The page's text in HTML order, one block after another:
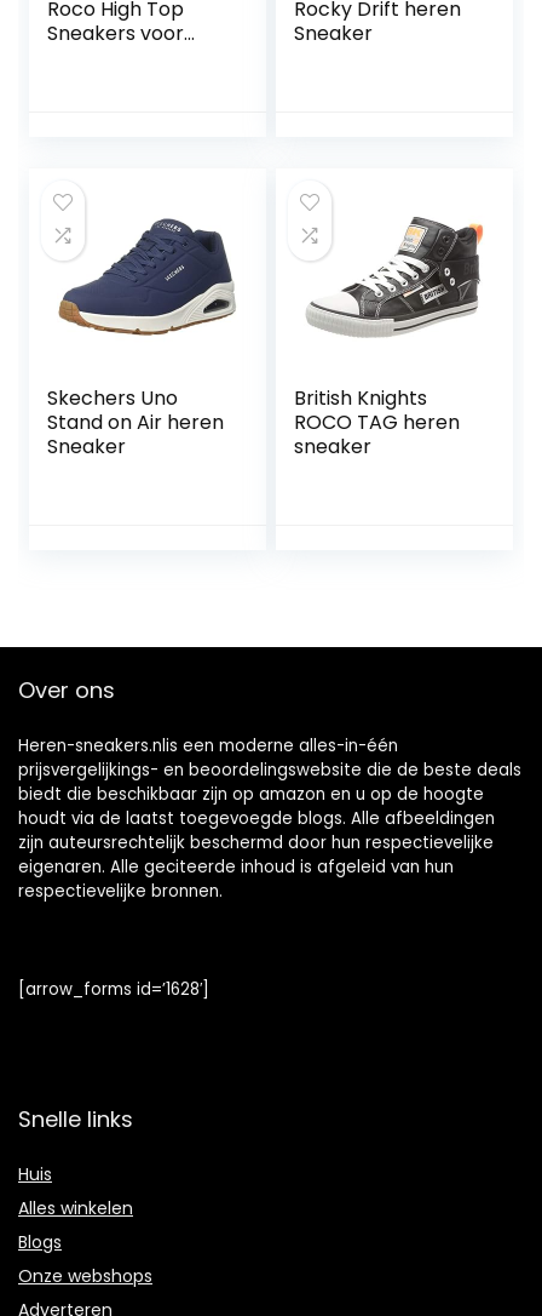
Roco High Top
Sneakers voor
Rocky Drift heren
Sneaker
Skechers Uno
Stand on Air heren
Sneaker
British Knights
ROCO TAG heren
sneaker
Over ons
Heren-sneakers.nlis een moderne alles-in-één
prijsvergelijkings- en beoordelingswebsite die de beste deals
biedt die beschikbaar zijn op amazon en u op de hoogte
houdt via de laatst toegevoegde blogs. Alle afbeeldingen
zijn auteursrechtelijk beschermd door hun respectievelijke
eigenaren. Alle geciteerde inhoud is afgeleid van hun
respectievelijke bronnen.
[arrow_forms id=’1628′]
Snelle links
Huis
Alles winkelen
Blogs
Onze webshops
Adverteren